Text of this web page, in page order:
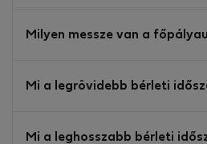
Milyen messze van a
Mi a legrövidebb bérleti
Mi a leghosszabb bérleti